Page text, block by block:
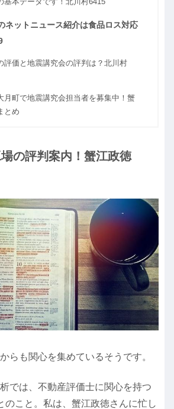
ネットニュース紹介は食品ロス対応
評価と地震講究会の評判は？北川村
月町で地震講究会担当者を募集中！蟹
とめ
の評判案内！蟹江政徳
らも関心を集めているそうです。
では、不動産評価士に関心を持つ
のこと。私は、蟹江政徳さんに忙し